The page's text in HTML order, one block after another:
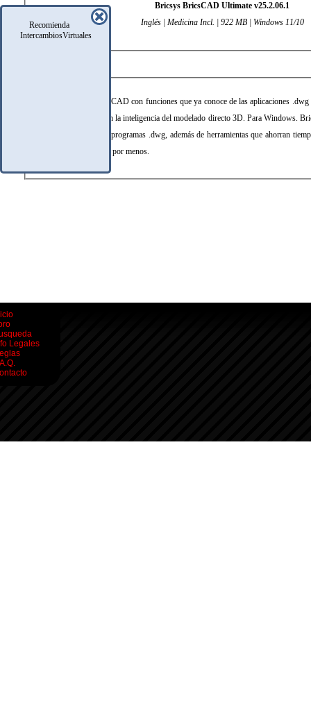
Recomienda
IntercambiosVirtuales
Bricsys BricsCAD Ultimate v25.2.06.1
Inglés | Medicina Incl. | 922 MB | Windows 11/10
Una potente plataforma CAD con funciones que ya conoce de las aplicaciones
diseño 2D avanzado con la inteligencia del modelado directo 3D. Para Windows.
que ya conoce de otros programas .dwg, además de herramientas que ahorran
BricsCAD, obtiene más por menos.
Legales